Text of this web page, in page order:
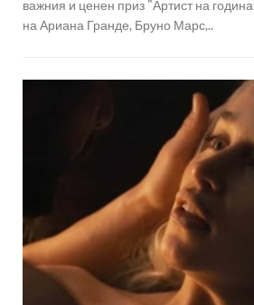
важния и ценен приз "Артист на
на Ариана Гранде, Бруно Марс,..